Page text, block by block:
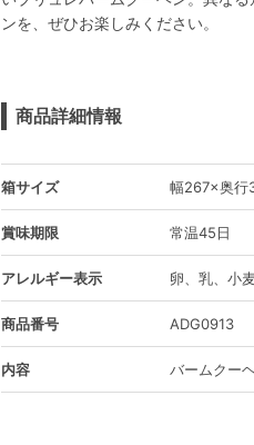
ンを、ぜひお楽しみください。
商品詳細情報
箱サイズ 幅267×奥行
賞味期限 常温45日
アレルギー表示 卵、乳、小
商品番号 ADG0913
内容 バームクー